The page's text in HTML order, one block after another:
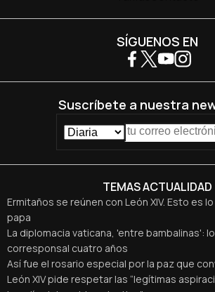
TEMAS ACTUALIDAD
Ermitaños se reúnen con León XIV. Esto es
papa
La diplomacia vaticana, 'entre bambalinas':
corresponsal cuatro años
Así fue el rosario especial por la paz que
León XIV pide respetar las “legítimas
SÍGUENOS EN
Suscríbete a nuestra